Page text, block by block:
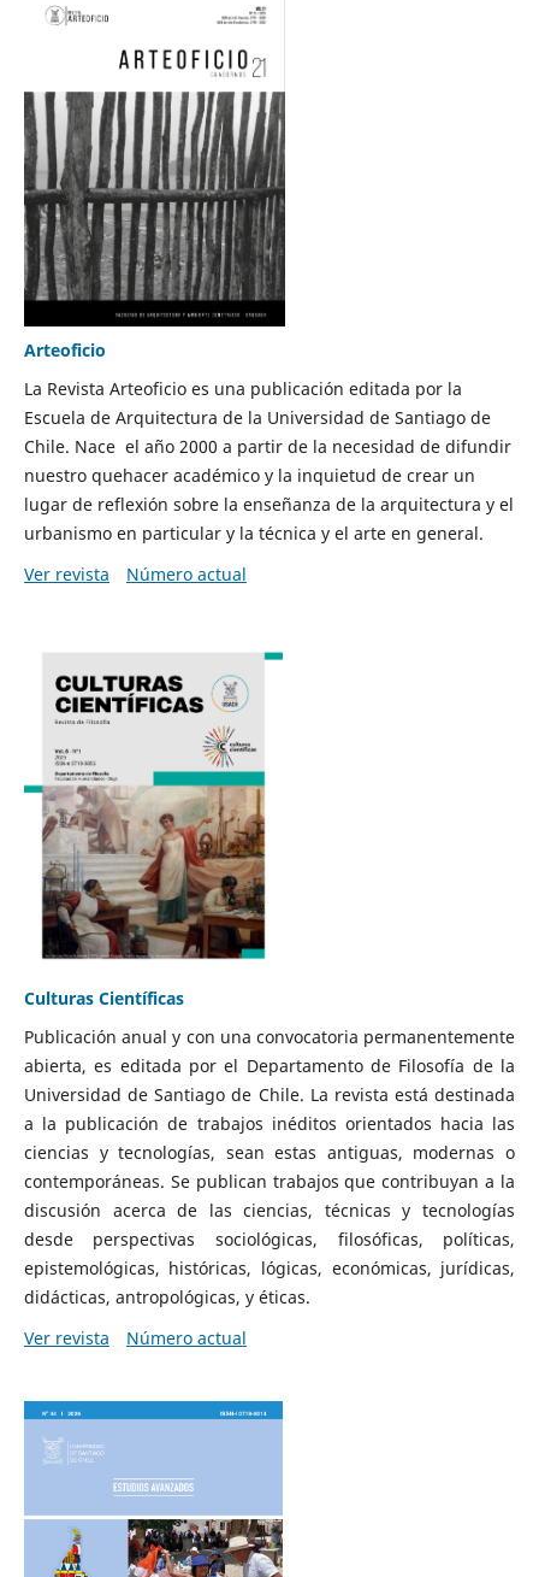
Arteoficio
La Revista Arteoficio es una publicación editada por la
Escuela de Arquitectura de la Universidad de Santiago de
Chile. Nace el año 2000 a partir de la necesidad de difundir
nuestro quehacer académico y la inquietud de crear un
lugar de reflexión sobre la enseñanza de la arquitectura y el
urbanismo en particular y la técnica y el arte en general.
Ver revista
Número actual
Culturas Científicas
Publicación anual y con una convocatoria permanentemente
abierta, es editada por el Departamento de Filosofía de la
Universidad de Santiago de Chile. La revista está destinada
a la publicación de trabajos inéditos orientados hacia las
ciencias y tecnologías, sean estas antiguas, modernas o
contemporáneas. Se publican trabajos que contribuyan a la
discusión acerca de las ciencias, técnicas y tecnologías
desde perspectivas sociológicas, filosóficas, políticas,
epistemológicas, históricas, lógicas, económicas, jurídicas,
didácticas, antropológicas, y éticas.
Ver revista
Número actual